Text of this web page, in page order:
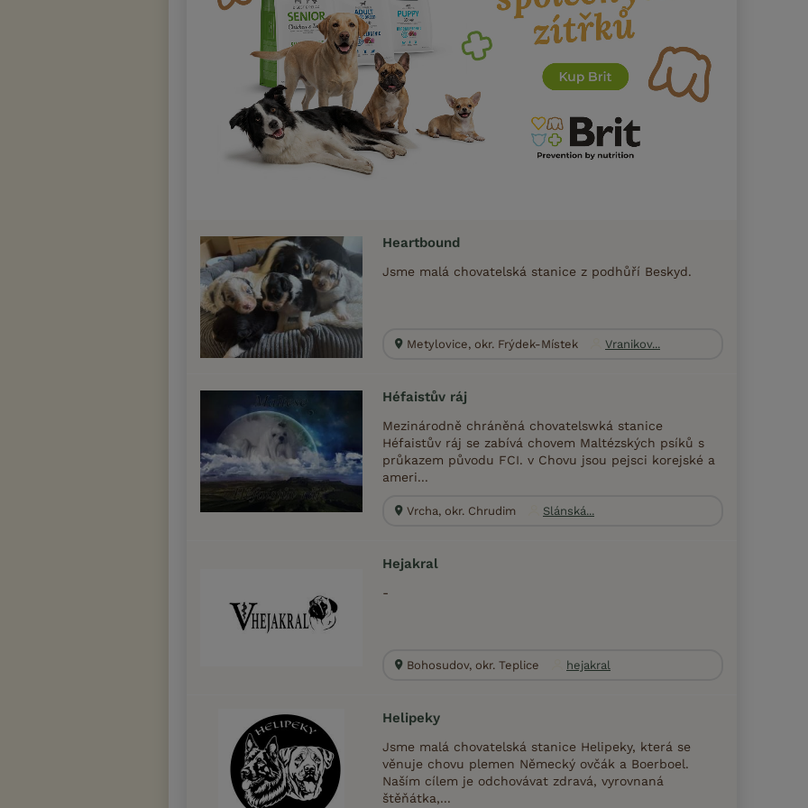
Heartbound
Jsme malá chovatelská stanice z podhůří Beskyd.
Metylovice, okr. Frýdek-Místek Vranikov...
Héfaistův ráj
Mezinárodně chráněná chovatelswká stanice
Héfaistův ráj se zabívá chovem Maltézských psíků s
průkazem původu FCI. v Chovu jsou pejsci korejské a
ameri...
Vrcha, okr. Chrudim Slánská...
Hejakral
-
Bohosudov, okr. Teplice hejakral
Helipeky
Jsme malá chovatelská stanice Helipeky, která se
věnuje chovu plemen Německý ovčák a Boerboel.
Naším cílem je odchovávat zdravá, vyrovnaná
štěňátka,...